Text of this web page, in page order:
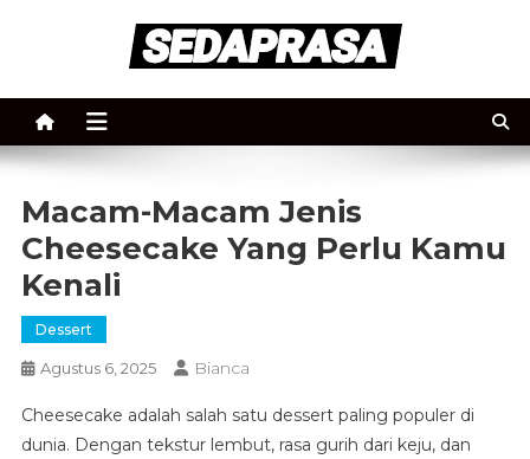
sedaprasa.id
Macam-Macam Jenis
Cheesecake Yang Perlu Kamu
Kenali
Dessert
Agustus 6, 2025 Bianca
Cheesecake adalah salah satu dessert paling populer di
dunia. Dengan tekstur lembut, rasa gurih dari keju, dan